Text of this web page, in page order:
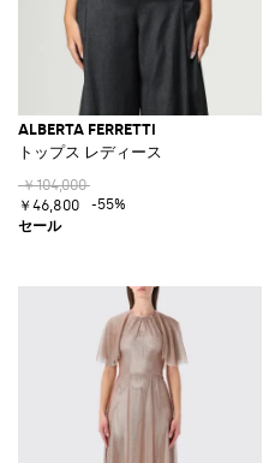
ALBERTA FERRETTI
トップス レディース
￥104,000
￥46,800
-55%